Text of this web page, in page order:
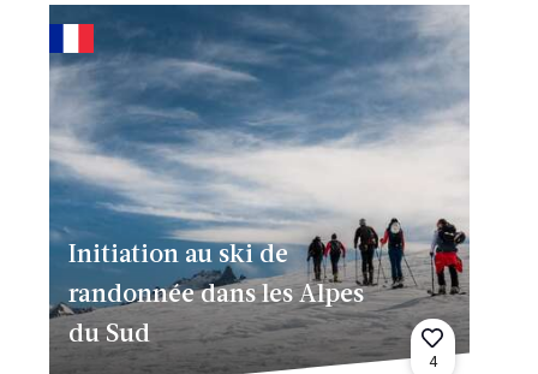
Initiation au ski de
randonnée dans les Alpes
du Sud
4